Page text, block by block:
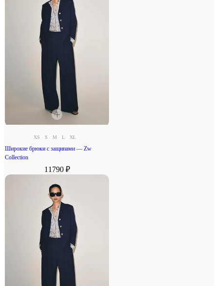
XS S M L XL
Широкие брюки с защипами — Zw
Collection
11790 ₽